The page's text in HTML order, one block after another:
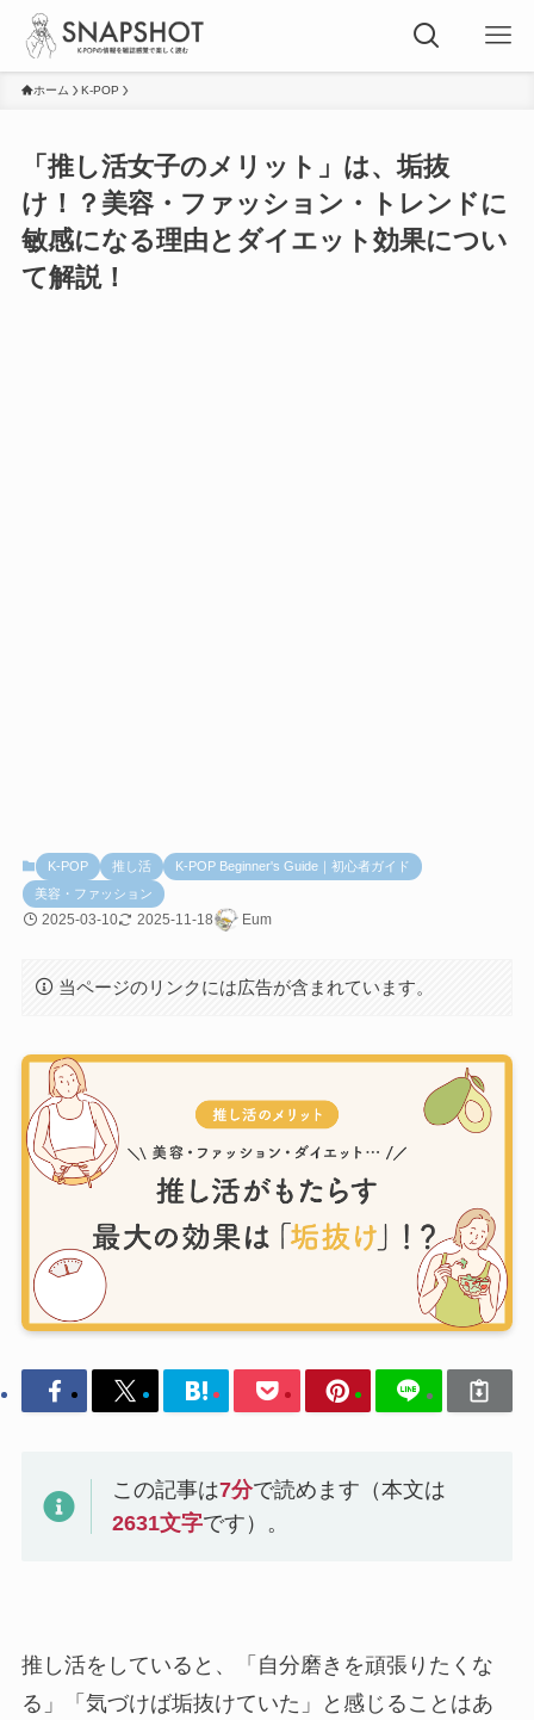
ホーム K-POP
「推し活女子のメリット」は、垢抜
け！？美容・ファッション・トレンドに
敏感になる理由とダイエット効果につい
て解説！
K-POP 推し活
K-POP Beginner's Guide｜初心者ガイド
美容・ファッション
2025-03-10 2025-11-18 Eum
当ページのリンクには広告が含まれています。
この記事は7分で読めます（本文は
2631文字です）。
推し活をしていると、「自分磨きを頑張りたくな
る」「気づけば垢抜けていた」と感じることはあ